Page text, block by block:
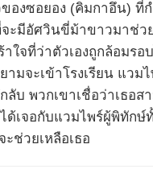
ของซอยอง (คิมกาอึน) ที่
ะมีอัศวินขี่ม้าขาวมาช่ว
ใจที่ว่าตัวเองถูกล้อมรอ
มจะเข้าโรงเรียน แวม
ลับ พวกเขาเชื่อว่าเธอส
ด้เจอกับแวมไพร์ผู้พิทักษ์
ช่วยเหลือเธอ